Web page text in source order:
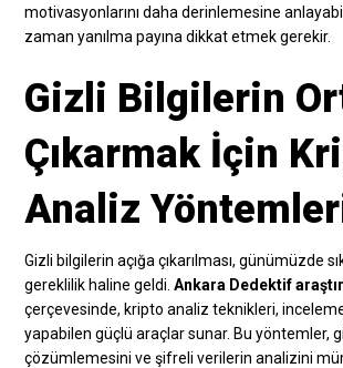
motivasyonlarını daha derinlemesine
zaman yanılma payına dikkat etmek gerekir.
Gizli Bilgilerin
Çıkarmak İçin
Analiz
Gizli bilgilerin açığa çıkarılması, günümüzde
gereklilik haline geldi.Ankara Dedektif
çerçevesinde, kripto analiz teknikleri,
yapabilen güçlü araçlar sunar. Bu yöntemler,
çözümlemesini ve şifreli verilerin analizini